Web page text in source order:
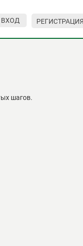
ВХОД
шагов.